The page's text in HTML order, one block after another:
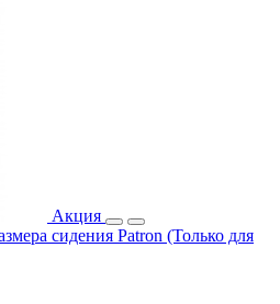
Акция
сидения Patron (Только для